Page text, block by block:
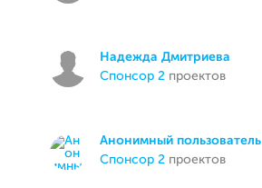
Надежда Дмитриева
спонсор 2 проектов
Анонимный пользователь
спонсор 2 проектов